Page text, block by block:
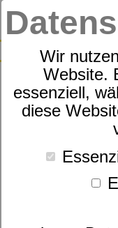
Wir
Website.
essenziell,
diese